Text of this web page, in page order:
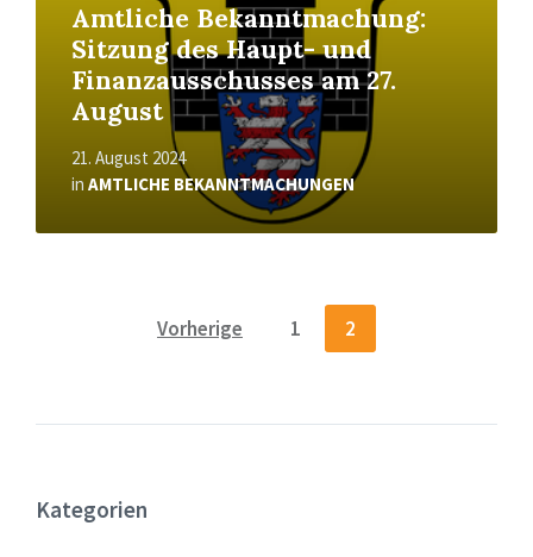
Amtliche Bekanntmachung:
Sitzung des Haupt- und
Finanzausschusses am 27.
August
21. August 2024
in AMTLICHE BEKANNTMACHUNGEN
Seitennummerierung
Beiträge
Vorherige 1 2
Kategorien